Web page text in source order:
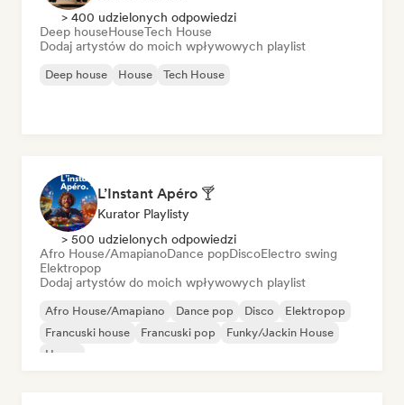
> 400 udzielonych odpowiedzi
Deep houseHouseTech House
Dodaj artystów do moich wpływowych playlist
Deep house House Tech House
L’Instant Apéro 🍸
Kurator Playlisty
> 500 udzielonych odpowiedzi
Afro House/AmapianoDance popDiscoElectro swing
Elektropop
Dodaj artystów do moich wpływowych playlist
Afro House/Amapiano Dance pop Disco
Elektropop
Francuski house
Francuski pop
Funky/Jackin House
House